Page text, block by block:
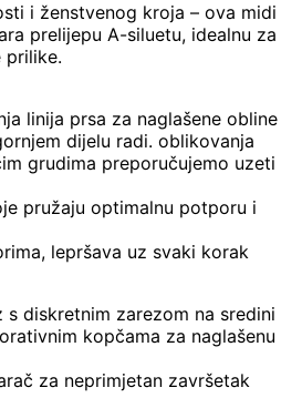
i ženstvenog kroja – ova midi
prelijepu A-siluetu, idealnu za
prilike.
linija prsa za naglašene obline
dijelu radi. oblikovanja
grudima preporučujemo uzeti
pružaju optimalnu potporu i
lepršava uz svaki korak
diskretnim zarezom na sredini
kopčama za naglašenu
za neprimjetan završetak